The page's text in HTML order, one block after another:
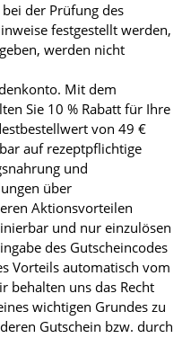
der Prüfung des
festgestellt werden,
werden nicht
Mit dem
Sie 10 % Rabatt für Ihre
von 49 €
auf rezeptpflichtige
und
über
Aktionsvorteilen
und nur einzulösen
des Gutscheincodes
Vorteils automatisch vom
behalten uns das Recht
wichtigen Grundes zu
Gutschein bzw. durch